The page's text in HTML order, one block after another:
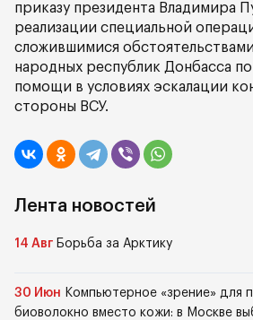
приказу президента Владимира
реализации специальной
сложившимися
народных республик Донбасса
помощи в условиях эскалации
стороны ВСУ.
Лента новостей
14 Авг Борьба за Арктику
30 Июн Компьютерное «зрение» для
биоволокно вместо кожи: в Москве